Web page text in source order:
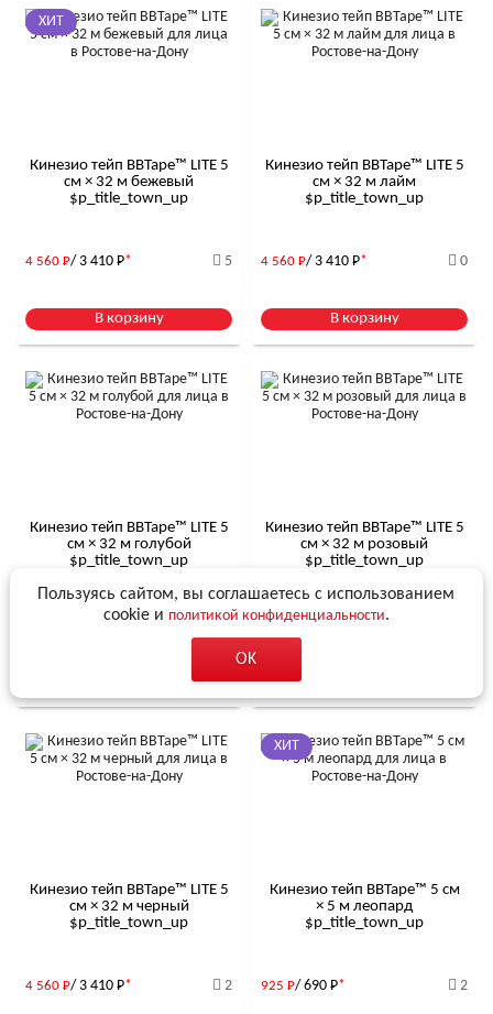
ХИТ
Кинезио тейп BBTape™ LITE 5
см × 32 м бежевый
$р_title_town_up
4 560 Р/ 3 410 Р* 5
В корзину
Кинезио тейп BBTape™ LITE 5
см × 32 м лайм
$р_title_town_up
4 560 Р/ 3 410 Р* 0
В корзину
Кинезио тейп BBTape™ LITE 5
см × 32 м голубой
$р_title_town_up
/ 3 410 Р* 3
Кинезио тейп BBTape™ LITE 5
см × 32 м розовый
$р_title_town_up
4 560 Р/ 3 410 Р*
Кинезио тейп BBTape™ LITE 5
см × 32 м черный
$р_title_town_up
4 560 Р/ 3 410 Р* 2
ХИТ
Кинезио тейп BBTape™ 5 см
× 5 м леопард
$р_title_town_up
925 Р/ 690 Р* 2
Пользуясь сайтом, вы соглашаетесь с использованием
cookie и политикой конфиденциальности.
OK